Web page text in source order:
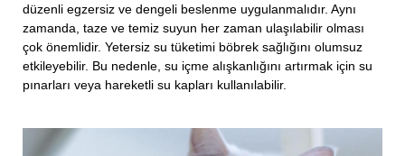
düzenli egzersiz ve dengeli beslenme uygulanmalıdır. Aynı
zamanda, taze ve temiz suyun her zaman ulaşılabilir olması
çok önemlidir. Yetersiz su tüketimi böbrek sağlığını olumsuz
etkileyebilir. Bu nedenle, su içme alışkanlığını artırmak için su
pınarları veya hareketli su kapları kullanılabilir.